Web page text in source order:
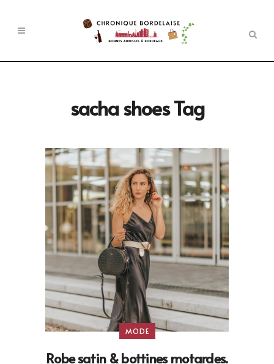
sacha shoes Tag
MODE
Robe satin & bottines motardes.